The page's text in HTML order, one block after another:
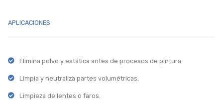
APLICACIONES
Elimina polvo y estática antes de procesos de pintura.
Limpia y neutraliza partes volumétricas.
Limpieza de lentes o faros.